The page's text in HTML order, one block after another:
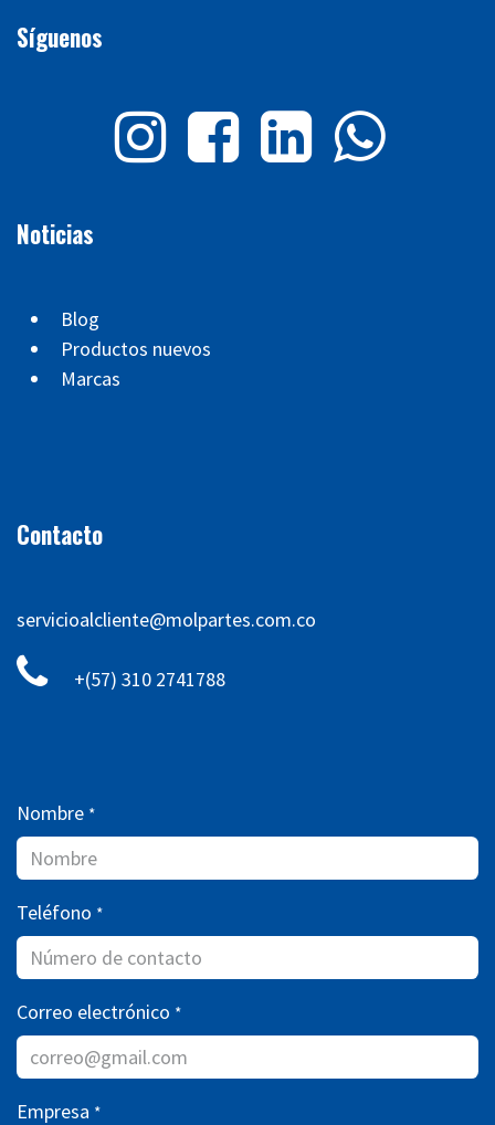
Síguenos
Noticias
Blog
Productos nuevos
Marcas
Contacto
servicioalcliente@molpartes.com.co
+(57) 310 2741788
Nombre *
Teléfono *
Correo electrónico *
Empresa *